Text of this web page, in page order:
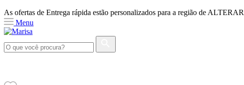
As ofertas de Entrega rápida estão personalizados para a região de ALTERAR
Menu